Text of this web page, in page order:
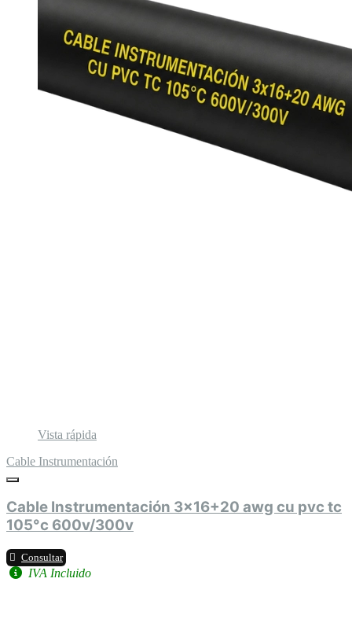
Vista rápida
Cable Instrumentación
Cable Instrumentación 3x16+20 awg cu pvc tc
105°c 600v/300v
Consultar
IVA Incluido